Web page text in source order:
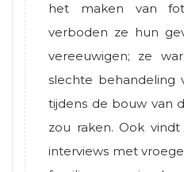
het maken van
verboden ze hun
vereeuwigen; ze
slechte behandeling
tijdens de bouw van
zou raken. Ook
interviews met